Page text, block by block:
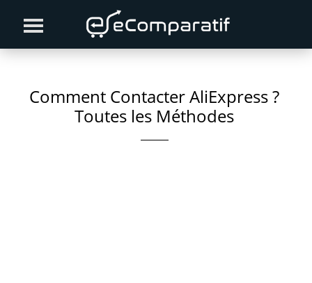
primary
content
primary
Comment Contacter AliExpress ?
Toutes les Méthodes